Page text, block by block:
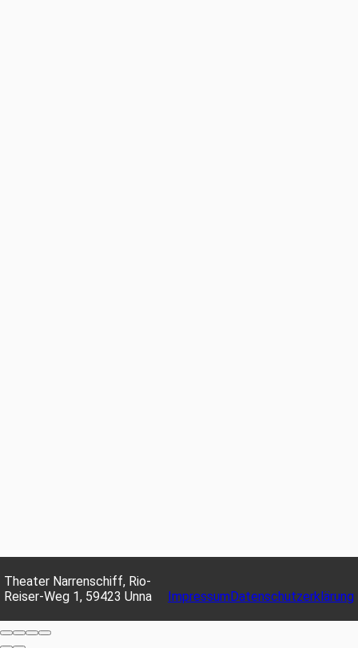
Theater Narrenschiff, Rio-
Reiser-Weg 1, 59423 Unna
ImpressumDatenschutzerklärung